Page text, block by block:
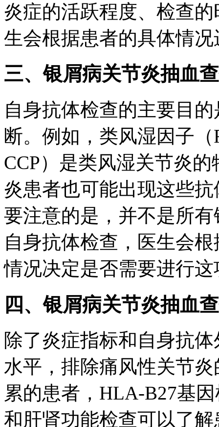
炎症的活跃程度、检查
生会根据患者的具体情
三、银屑病关节炎抽血
自身抗体检查的主要目
断。例如，类风湿因子
CCP）是类风湿关节炎
炎患者也可能出现这些
要注意的是，并不是所
自身抗体检查，医生会
情况决定是否需要进行
四、银屑病关节炎抽血
除了炎症指标和自身抗
水平，排除痛风性关节
累的患者，HLA-B27基
和肝肾功能检查可以了